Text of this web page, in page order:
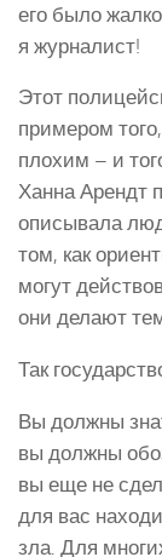
его было
я журналист!
Этот
примером
плохим – и
Ханна Арендт
описывала
том, как
могут
они делают
Так
Вы должны
вы должны
вы еще не
для вас
зла. Для